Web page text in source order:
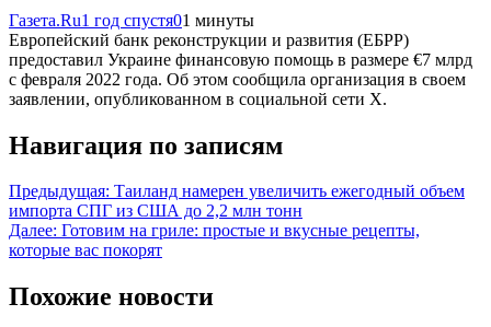
Газета.Ru1 год спустя01 минуты
Европейский банк реконструкции и развития (ЕБРР)
предоставил Украине финансовую помощь в размере €7 млрд
с февраля 2022 года. Об этом сообщила организация в своем
заявлении, опубликованном в социальной сети X.
Навигация по записям
Предыдущая: Таиланд намерен увеличить ежегодный объем
импорта СПГ из США до 2,2 млн тонн
Далее: Готовим на гриле: простые и вкусные рецепты,
которые вас покорят
Похожие новости